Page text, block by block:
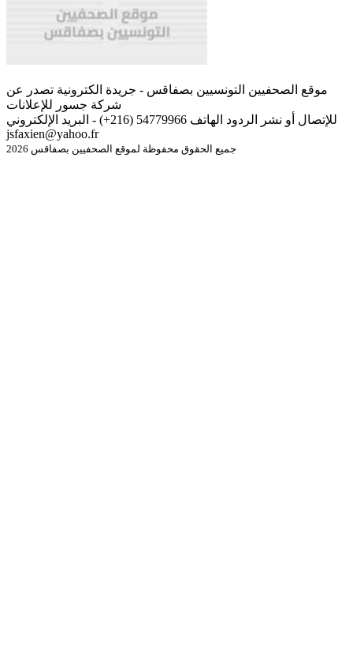
موقع الصحفيين التونسيين بصفاقس - جريدة الكترونية تصدر عن
شركة جسور للإعلانات
للإتصال أو نشر الردود الهاتف 54779966 (216+) - البريد الإلكتروني
jsfaxien@yahoo.fr
جميع الحقوق محفوظة لموقع الصحفيين بصفاقس 2026